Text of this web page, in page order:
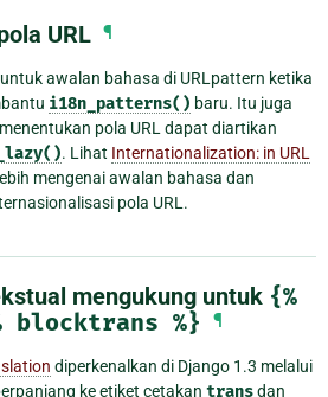
URL ¶
awalan bahasa di URLpattern ketika
i18n_patterns() baru. Itu juga
pola URL dapat diartikan
. Lihat Internationalization: in URL
mengenai awalan bahasa dan
pola URL.
mengukung untuk {%
blocktrans %} ¶
diperkenalkan di Django 1.3 melalui
ke etiket cetakan transdan